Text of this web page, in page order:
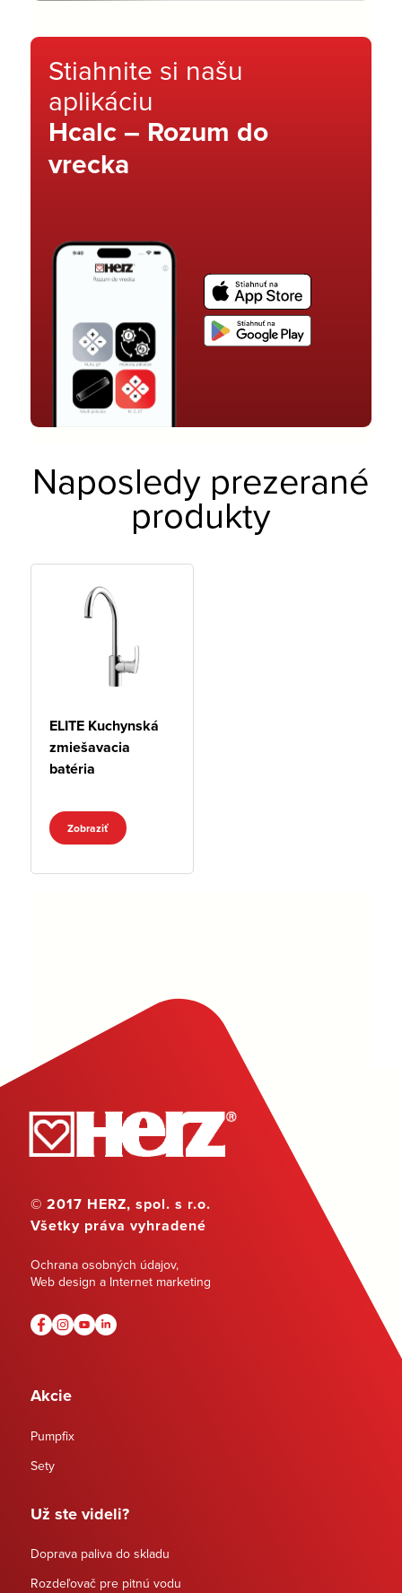
Stiahnite si našu
aplikáciu
Hcalc – Rozum do
vrecka
Naposledy prezerané
produkty
ELITE Kuchynská
zmiešavacia
batéria
Zobraziť
© 2017 HERZ, spol. s r.o.
Všetky práva vyhradené
Ochrana osobných údajov,
Web design a Internet marketing
Akcie
Pumpfix
Sety
Už ste videli?
Doprava paliva do skladu
Rozdeľovač pre pitnú vodu